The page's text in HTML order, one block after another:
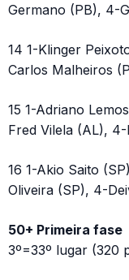
Germano (PB), 4-
14 1-Klinger
Carlos Malheiros
15 1-Adriano
Fred Vilela (AL),
16 1-Akio Saito
Oliveira (SP), 4-
50+ Primeira fase
3º=33º lugar (320